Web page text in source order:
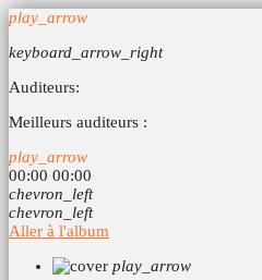
play_arrow
keyboard_arrow_right
Auditeurs:
Meilleurs auditeurs :
play_arrow
00:00 00:00
chevron_left
chevron_left
Aller à l'album
play_arrow